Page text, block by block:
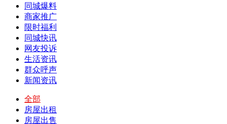
同城爆料
商家推广
限时福利
同城快讯
网友投诉
生活资讯
群众呼声
新闻资讯
全部
房屋出租
房屋出售